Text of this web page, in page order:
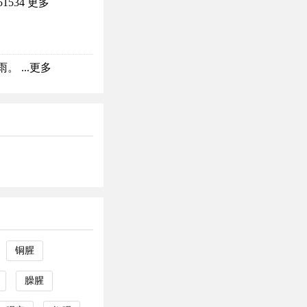
更多
。 ...更多
铜腥
臊腥